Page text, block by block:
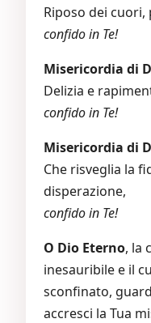
Riposo dei
confido in Te!
Misericordia di
Delizia e
confido in Te!
Misericordia di
Che risveglia la
disperazione,
confido in Te!
O Dio Eterno, la
inesauribile e il
sconfinato,
accresci la Tua